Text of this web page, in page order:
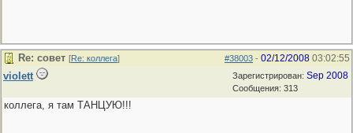
#38003 - 02/12/2008 03:02:55
Re: совет [Re: коллега]
Зарегистрирован: Sep 2008
Сообщения: 313
violett
коллега, я там ТАНЦУЮ!!!